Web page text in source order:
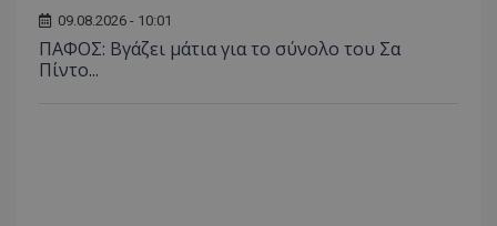
09.08.2026 - 10:01
ΠΑΦΟΣ: Βγάζει μάτια για το σύνολο του Σα
Πίντο...